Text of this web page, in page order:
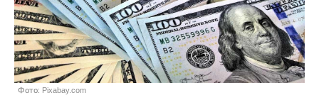
Фото: Pixabay.com